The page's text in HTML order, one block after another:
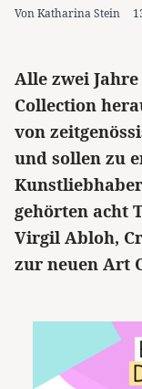
Von Katharina Stein
Alle zwei
Collection
von
und sollen zu
gehörten acht
Virgil Abloh,
zur neuen Art